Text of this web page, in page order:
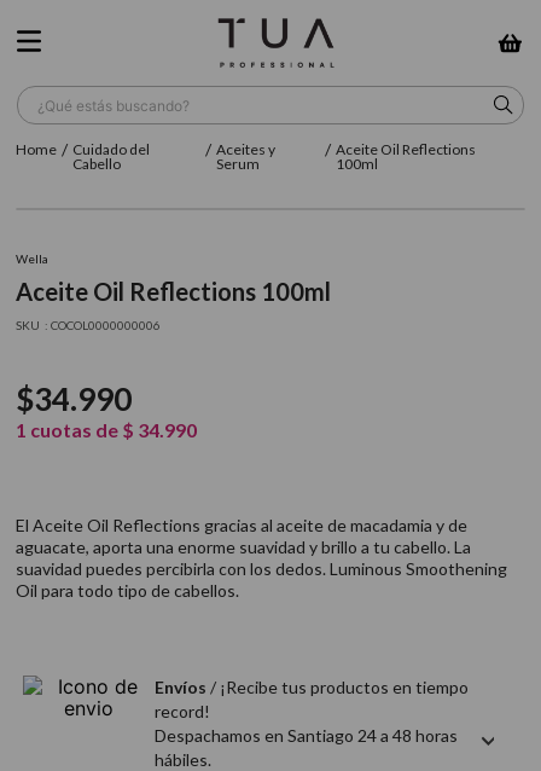
¿Qué estás buscando?
Cuidado del
Cabello
Aceites y
Serum
Aceite Oil Reflections
100ml
Wella
Aceite Oil Reflections 100ml
: COCOL0000000006
$34.990
1 cuotas de $ 34.990
El Aceite Oil Reflections gracias al aceite de macadamia y de
aguacate, aporta una enorme suavidad y brillo a tu cabello. La
suavidad puedes percibirla con los dedos. Luminous Smoothening
Oil para todo tipo de cabellos.
Envíos / ¡Recibe tus productos en tiempo
record!
Despachamos en Santiago 24 a 48 horas
hábiles.
TÉRMINOS MÁS BUSCADOS
3. farmavita
5. cepillo
6. gama
9. acondicionador
10. protector térmico